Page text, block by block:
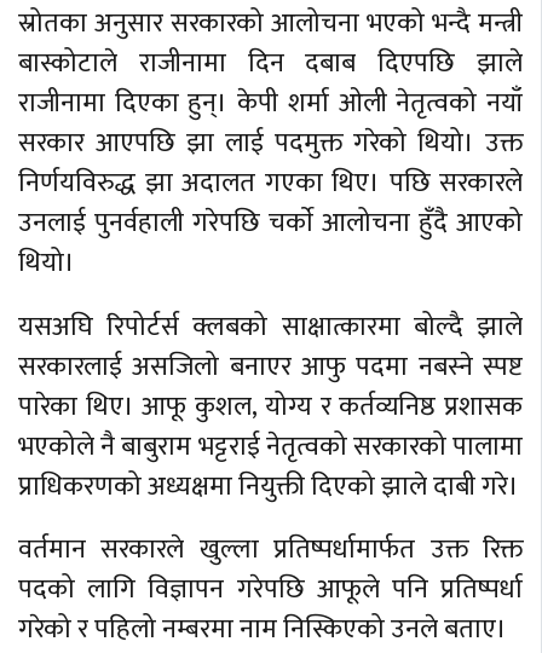
स्रोतका अनुसार सरकारको आलोचना भएको भन्दै मन्त्री
बास्कोटाले राजीनामा दिन दबाब दिएपछि झाले
राजीनामा दिएका हुन्। केपी शर्मा ओली नेतृत्वको नयाँ
सरकार आएपछि झा लाई पदमुक्त गरेको थियो। उक्त
निर्णयविरुद्ध झा अदालत गएका थिए। पछि सरकारले
उनलाई पुनर्वहाली गरेपछि चर्काे आलोचना हुँदै आएको
थियो।
यसअघि रिपोर्टर्स क्लबको साक्षात्कारमा बोल्दै झाले
सरकारलाई असजिलो बनाएर आफु पदमा नबस्ने स्पष्ट
पारेका थिए। आफू कुशल, योग्य र कर्तव्यनिष्ठ प्रशासक
भएकोले नै बाबुराम भट्टराई नेतृत्वको सरकारको पालामा
प्राधिकरणको अध्यक्षमा नियुक्ती दिएको झाले दाबी गरे।
वर्तमान सरकारले खुल्ला प्रतिष्पर्धामार्फत उक्त रिक्त
पदको लागि विज्ञापन गरेपछि आफूले पनि प्रतिष्पर्धा
गरेको र पहिलो नम्बरमा नाम निस्किएको उनले बताए।